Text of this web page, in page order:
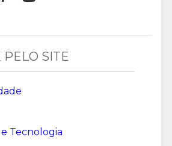
PELO SITE
Tecnologia